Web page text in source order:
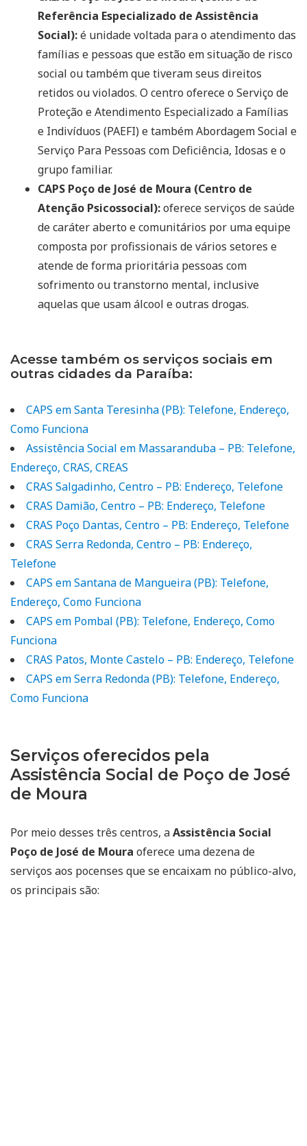
Referência Especializado de Assistência
Social):é unidade voltada para o atendimento das
famílias e pessoas que estão em situação de risco
social ou também que tiveram seus direitos
retidos ou violados. O centro oferece o Serviço de
Proteção e Atendimento Especializado a Famílias
e Indivíduos (PAEFI) e também Abordagem Social e
Serviço Para Pessoas com Deficiência, Idosas e o
grupo familiar.
CAPS Poço de José de Moura (Centro de
Atenção Psicossocial):oferece serviços de saúde
de caráter aberto e comunitários por uma equipe
composta por profissionais de vários setores e
atende de forma prioritária pessoas com
sofrimento ou transtorno mental, inclusive
aquelas que usam álcool e outras drogas.
Acesse também os serviços sociais em
outras cidades da Paraíba:
CAPS em Santa Teresinha (PB): Telefone, Endereço,
Como Funciona
Assistência Social em Massaranduba – PB: Telefone,
Endereço, CRAS, CREAS
CRAS Salgadinho, Centro – PB: Endereço, Telefone
CRAS Damião, Centro – PB: Endereço, Telefone
CRAS Poço Dantas, Centro – PB: Endereço, Telefone
CRAS Serra Redonda, Centro – PB: Endereço,
Telefone
CAPS em Santana de Mangueira (PB): Telefone,
Endereço, Como Funciona
CAPS em Pombal (PB): Telefone, Endereço, Como
Funciona
CRAS Patos, Monte Castelo – PB: Endereço, Telefone
CAPS em Serra Redonda (PB): Telefone, Endereço,
Como Funciona
Serviços oferecidos pela
Assistência Social de Poço de José
de Moura
Por meio desses três centros, aAssistência Social
Poço de José de Moura oferece uma dezena de
serviços aos pocenses que se encaixam no público-alvo,
os principais são: